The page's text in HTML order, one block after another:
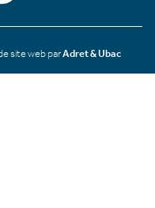
site web parAdret & Ubac